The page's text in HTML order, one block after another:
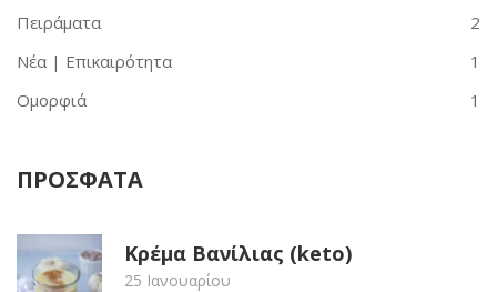
Πειράματα
2
Νέα | Επικαιρότητα
1
Ομορφιά
1
ΠΡΟΣΦΑΤΑ
Κρέμα Βανίλιας (keto)
25 Ιανουαρίου